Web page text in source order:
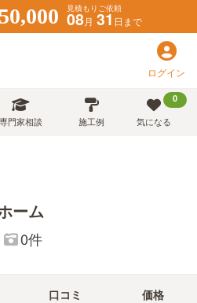
50,000 見積もりご依頼
08月 31日まで
ログイン
専門家相談 施工例
0
気になる
ーム
0件
口コミ 価格